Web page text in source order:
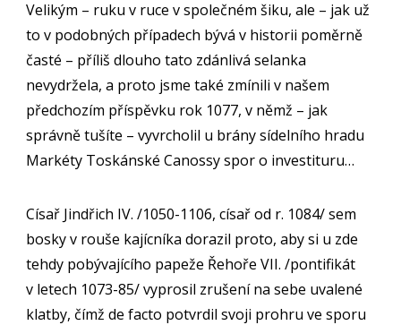
Velikým – ruku v ruce v společném šiku, ale – jak už
to v podobných případech bývá v historii poměrně
časté – příliš dlouho tato zdánlivá selanka
nevydržela, a proto jsme také zmínili v našem
předchozím příspěvku rok 1077, v němž – jak
správně tušíte – vyvrcholil u brány sídelního hradu
Markéty Toskánské Canossy spor o investituru…
Císař Jindřich IV. /1050-1106, císař od r. 1084/ sem
bosky v rouše kajícníka dorazil proto, aby si u zde
tehdy pobývajícího papeže Řehoře VII. /pontifikát
v letech 1073-85/ vyprosil zrušení na sebe uvalené
klatby, čímž de facto potvrdil svoji prohru ve sporu